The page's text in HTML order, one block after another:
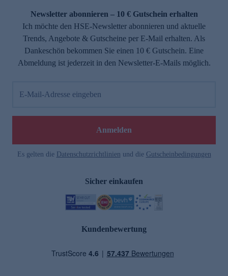
Newsletter abonnieren – 10 € Gutschein erhalten
Ich möchte den HSE-Newsletter abonnieren und aktuelle
Trends, Angebote & Gutscheine per E-Mail erhalten. Als
Dankeschön bekommen Sie einen 10 € Gutschein. Eine
Abmeldung ist jederzeit in den Newsletter-E-Mails möglich.
E-Mail-Adresse eingeben
Anmelden
Es gelten die Datenschutzrichtlinien und die Gutscheinbedingungen
Sicher einkaufen
Kundenbewertung